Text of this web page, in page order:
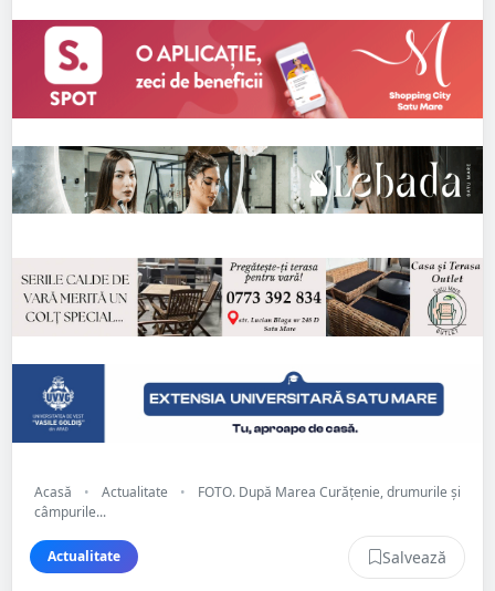
Acasă • Actualitate •
FOTO. După Marea Curățenie, drumurile și
câmpurile...
Actualitate Salvează